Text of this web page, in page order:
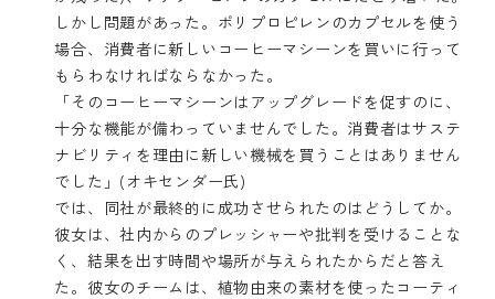
しかし問題があった。ポリプロピレンのカプセルを使う
場合、消費者に新しいコーヒーマシーンを買いに行って
もらわなければならなかった。
「そのコーヒーマシーンはアップグレードを促すのに、
十分な機能が備わっていませんでした。消費者はサステ
ナビリティを理由に新しい機械を買うことはありません
でした」(オキセンダー氏)
では、同社が最終的に成功させられたのはどうしてか。
彼女は、社内からのプレッシャーや批判を受けることな
く、結果を出す時間や場所が与えられたからだと答え
た。彼女のチームは、植物由来の素材を使ったコーティ